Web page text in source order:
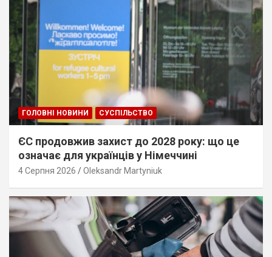
ГОЛОВНІ НОВИНИ СУСПІЛЬСТВО
ЄС продовжив захист до 2028 року: що це
означає для українців у Німеччині
4 Серпня 2026 Oleksandr Martyniuk